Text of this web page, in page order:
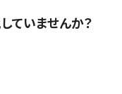
ていませんか？